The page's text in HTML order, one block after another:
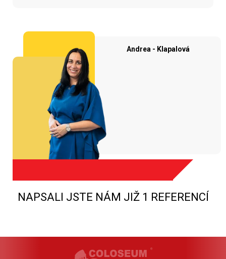
Andrea - Klapalová
NAPSALI JSTE NÁM JIŽ 1 REFERENCÍ